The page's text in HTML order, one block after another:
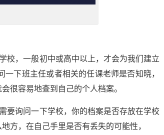
校，一般初中或高中以上，才会为我们建立
下班主任或者相关的任课老师是否知晓，
很容易地查到自己的个人档案。
要询问一下学校，你的档案是否存放在学校
方，在自己手里是否有丢失的可能性，